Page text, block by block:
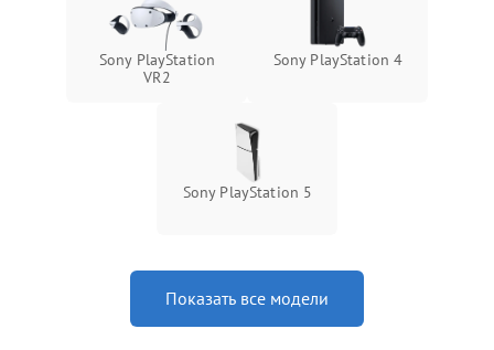
Sony PlayStation
VR2
Sony PlayStation 4
Sony PlayStation 5
Показать все модели